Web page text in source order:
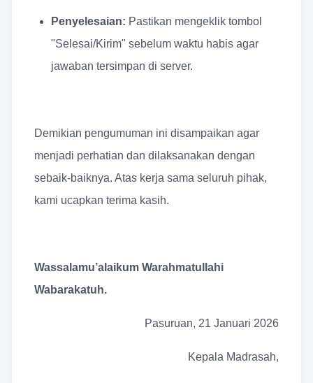
Penyelesaian: Pastikan mengeklik tombol
"Selesai/Kirim" sebelum waktu habis agar
jawaban tersimpan di server.
Demikian pengumuman ini disampaikan agar
menjadi perhatian dan dilaksanakan dengan
sebaik-baiknya. Atas kerja sama seluruh pihak,
kami ucapkan terima kasih.
Wassalamu’alaikum Warahmatullahi
Wabarakatuh.
Pasuruan, 21 Januari 2026
Kepala Madrasah,